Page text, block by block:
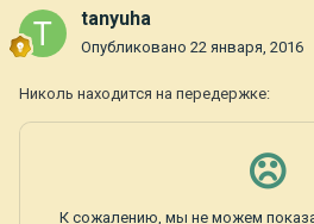
tanyuha
Опубликовано 22 января, 2016
Николь находится на передержке: